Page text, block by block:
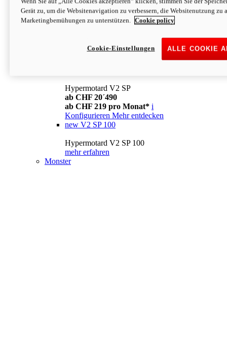
Konfigurieren Mehr entdecken
newV2
ab CHF 169 pro Monat* i
Mehr entdecken
Hypermotard V2 SP
ab CHF 20´490
ab CHF 219 pro Monat* i
Konfigurieren Mehr entdecken
new V2 SP 100
Hypermotard V2 SP 100
mehr erfahren
Monster
Gerät zu, um die Websitenavigation zu verbessern, die Websitenutzung zu
Marketingbemühungen zu unterstützen.
Cookie policy
ALLE COOKIE
Cookie-Einstellungen